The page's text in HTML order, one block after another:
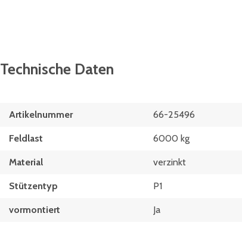
Technische Daten
Artikelnummer 66-25496
Feldlast 6000 kg
Material verzinkt
Stützentyp P1
vormontiert Ja